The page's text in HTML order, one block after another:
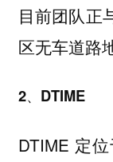
目前团队正
区无车道路
2、
DTIME 定